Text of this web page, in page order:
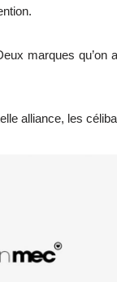
marques qu’on
alliance, les